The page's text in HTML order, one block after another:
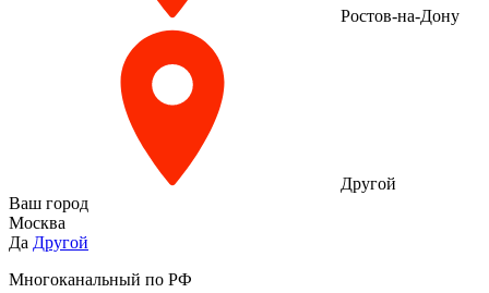
Ростов-на-Дону
Другой
Ваш город
Москва
Да Другой
Многоканальный по РФ